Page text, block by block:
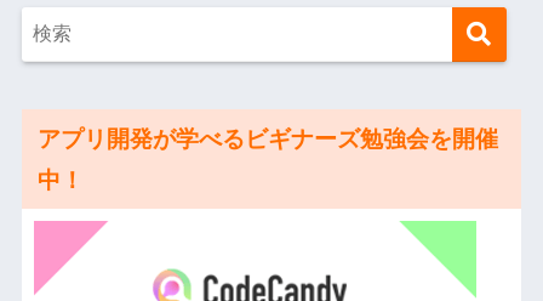
アプリ開発が学べるビギナーズ勉強会を開催
中！